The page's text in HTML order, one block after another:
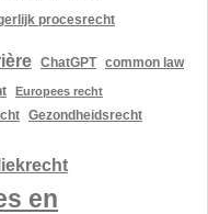
procesrecht
ChatGPT common law
Europees recht
Gezondheidsrecht
en